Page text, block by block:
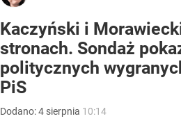
Kaczyński i
stronach. Sondaż
politycznych
PiS
Dodano:4 sierpnia 10:14